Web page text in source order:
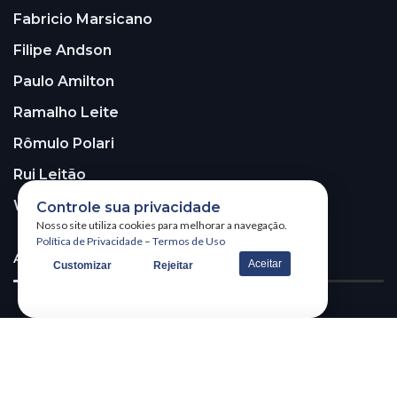
Fabricio Marsicano
Filipe Andson
Paulo Amilton
Ramalho Leite
Rômulo Polari
Rui Leitão
Walter Santos
ASSINE A NOSSA NEWSLETTER!
Controle sua privacidade
Nosso site utiliza cookies para melhorar a navegação.
Política de Privacidade – Termos de Uso
Customizar Rejeitar Aceitar